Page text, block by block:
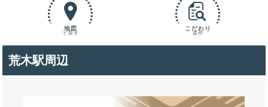
地図
で探す
こだわり
条件
荒木駅周辺